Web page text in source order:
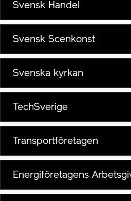
Svensk Handel
Svensk Scenkonst
Svenska kyrkan
TechSverige
Transportföretagen
Energiföretagens